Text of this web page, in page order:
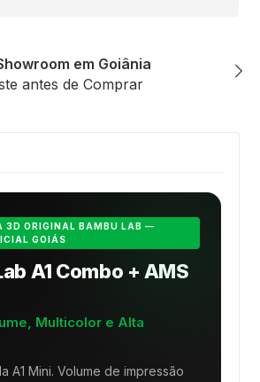
em Goiânia
antes de Comprar
3D ORIGINAL BAMBU LAB —
GOIÁS
A1 Combo + AMS
Multicolor e Alta
A1 Mini. Volume de impressão